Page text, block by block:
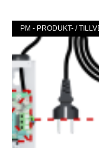
PM - PRODUKT- /